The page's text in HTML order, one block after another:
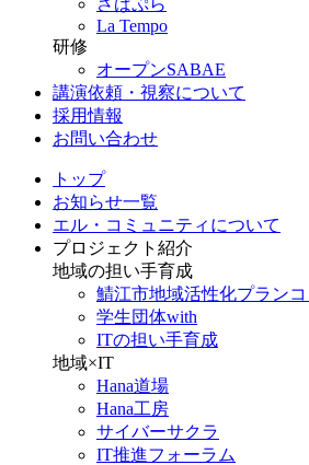
La Tempo
研修
オープンSABAE
講演依頼・視察について
採用情報
お問い合わせ
トップ
お知らせ一覧
エル・コミュニティについて
プロジェクト紹介
地域の担い手育成
鯖江市地域活性化プランコ
学生団体with
ITの担い手育成
地域×IT
Hana道場
Hana工房
サイバーサクラ
IT推進フォーラム